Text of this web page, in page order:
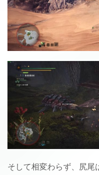
そして相変わらず、尻